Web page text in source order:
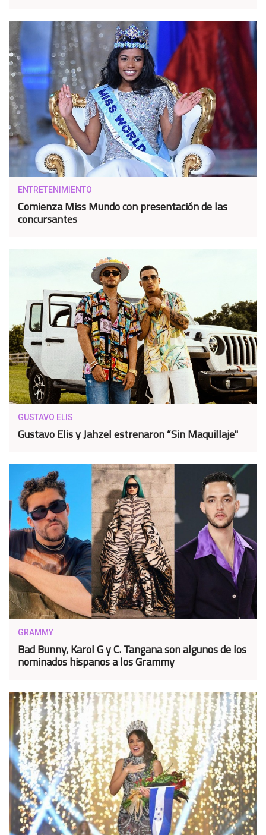
ENTRETENIMIENTO
Comienza Miss Mundo con presentación de las
concursantes
GUSTAVO ELIS
Gustavo Elis y Jahzel estrenaron “Sin Maquillaje"
GRAMMY
Bad Bunny, Karol G y C. Tangana son algunos de los
nominados hispanos a los Grammy